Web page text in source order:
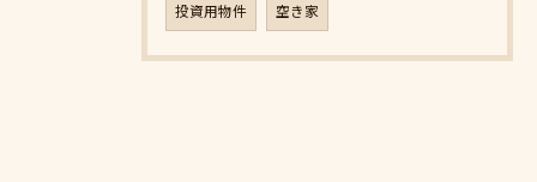
投資用物件 空き家